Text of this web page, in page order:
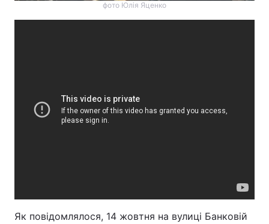
фото Юлія Яценко
Як повідомлялося, 14 жовтня на вулиці Банковій